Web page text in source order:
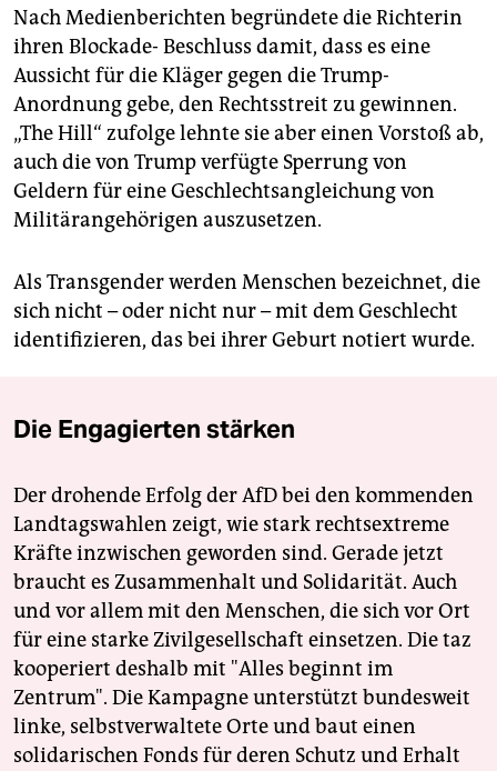
Nach Medienberichten begründete die Richterin
ihren Blockade- Beschluss damit, dass es eine
Aussicht für die Kläger gegen die Trump-
Anordnung gebe, den Rechtsstreit zu gewinnen.
„The Hill“ zufolge lehnte sie aber einen Vorstoß ab,
auch die von Trump verfügte Sperrung von
Geldern für eine Geschlechtsangleichung von
Militärangehörigen auszusetzen.
Als Transgender werden Menschen bezeichnet, die
sich nicht – oder nicht nur – mit dem Geschlecht
identifizieren, das bei ihrer Geburt notiert wurde.
Die Engagierten stärken
Der drohende Erfolg der AfD bei den kommenden
Landtagswahlen zeigt, wie stark rechtsextreme
Kräfte inzwischen geworden sind. Gerade jetzt
braucht es Zusammenhalt und Solidarität. Auch
und vor allem mit den Menschen, die sich vor Ort
für eine starke Zivilgesellschaft einsetzen. Die taz
kooperiert deshalb mit "Alles beginnt im
Zentrum". Die Kampagne unterstützt bundesweit
linke, selbstverwaltete Orte und baut einen
solidarischen Fonds für deren Schutz und Erhalt